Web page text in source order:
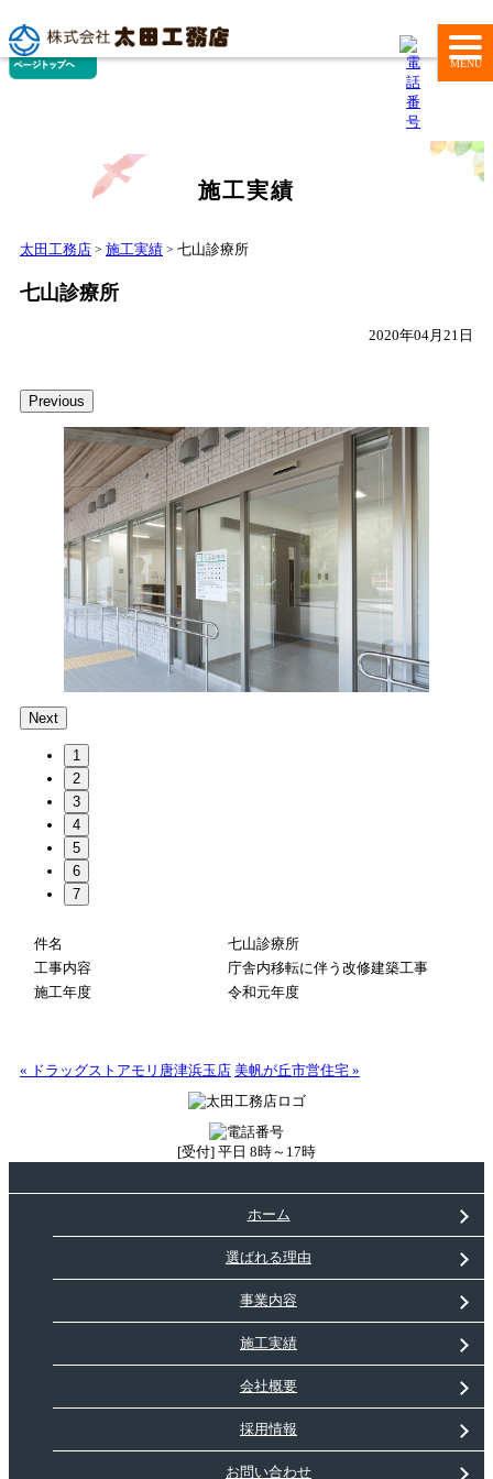
MENU
施工実績
太田工務店 > 施工実績 > 七山診療所
七山診療所
2020年04月21日
Previous
Next
1
2
3
4
5
6
7
件名
七山診療所
工事内容
庁舎内移転に伴う改修建築工事
施工年度
令和元年度
« ドラッグストアモリ唐津浜玉店 美帆が丘市営住宅 »
[受付] 平日 8時～17時
ホーム
選ばれる理由
事業内容
施工実績
会社概要
採用情報
お問い合わせ